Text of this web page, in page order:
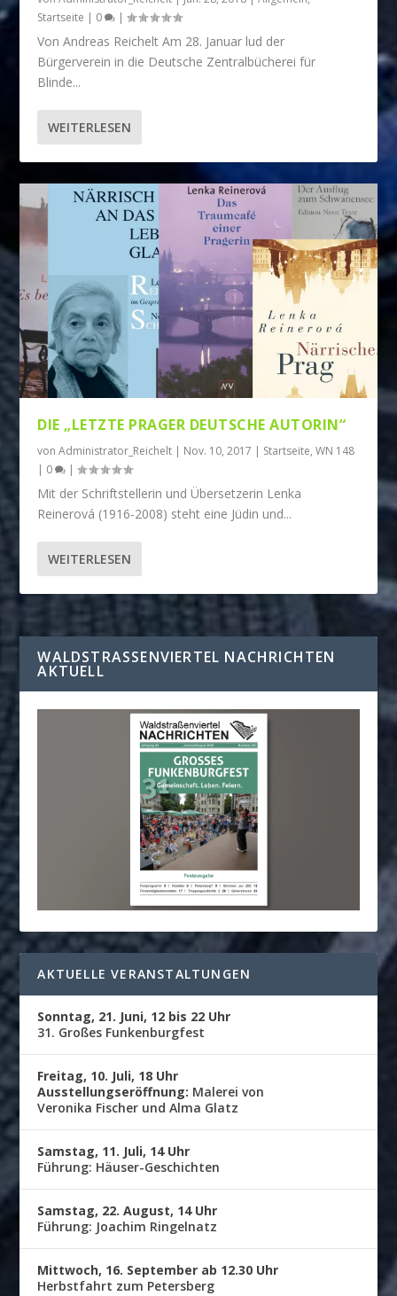
Startseite | 0 |
Von Andreas Reichelt Am 28. Januar lud der
Bürgerverein in die Deutsche Zentralbücherei für
Blinde...
WEITERLESEN
DIE „LETZTE PRAGER DEUTSCHE AUTORIN“
vonAdministrator_Reichelt | Nov. 10, 2017 | Startseite,WN 148
| 0 |
Mit der Schriftstellerin und Übersetzerin Lenka
Reinerová (1916-2008) steht eine Jüdin und...
WEITERLESEN
WALDSTRASSENVIERTEL NACHRICHTEN A
KTUELL
AKTUELLE VERANSTALTUNGEN
Sonntag, 21. Juni, 12 bis 22 Uhr
31. Großes Funkenburgfest
Freitag, 10. Juli, 18 Uhr
Ausstellungseröffnung: Malerei von
Veronika Fischer und Alma Glatz
Samstag, 11. Juli, 14 Uhr
Führung: Häuser-Geschichten
Samstag, 22. August, 14 Uhr
Führung: Joachim Ringelnatz
Mittwoch, 16. September ab 12.30 Uhr
Herbstfahrt zum Petersberg